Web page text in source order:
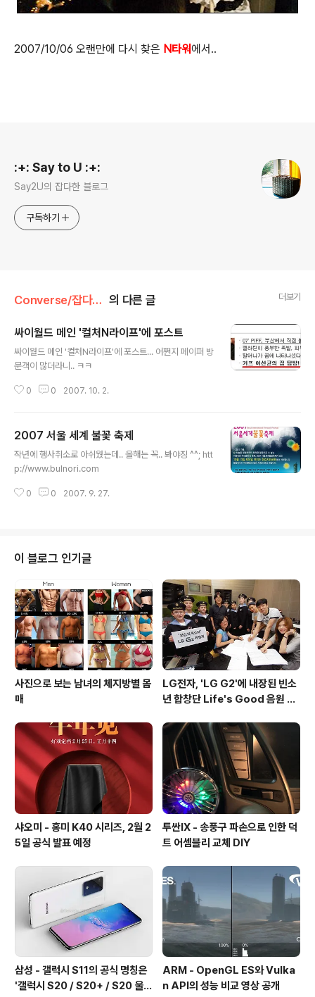
2007/10/06 오랜만에 다시 찾은 N타워에서..
:+: Say to U :+:
Say2U의 잡다한 블로그
구독하기
Converse/잡다한 이야기들 의 다른 글 더보기
싸이월드 메인 '컬처N라이프'에 포스트
싸이월드 메인 '컬처N라이프'에 포스트... 어쩐지 페이퍼 방
문객이 많더라니.. ㅋㅋ
0 0 2007. 10. 2.
2007 서울 세계 불꽃 축제
작년에 행사취소로 아쉬웠는데.. 올해는 꼭.. 봐야징 ^^; htt
p://www.bulnori.com
0 0 2007. 9. 27.
이 블로그 인기글
사진으로 보는 남녀의 체지방별 몸
매
LG전자, 'LG G2'에 내장된 빈소
년 합창단 Life's Good 음원 공
샤오미 - 홍미 K40 시리즈, 2월 2
5일 공식 발표 예정
투싼IX - 송풍구 파손으로 인한 덕
트 어셈블리 교체 DIY
삼성 - 갤럭시 S11의 공식 명칭은
'갤럭시 S20 / S20+ / S20 울트
ARM - OpenGL ES와 Vulka
n API의 성능 비교 영상 공개